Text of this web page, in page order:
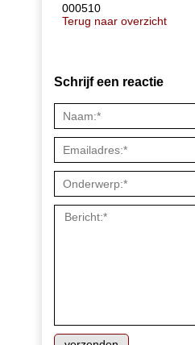
000510
Terug naar overzicht
Schrijf een reactie